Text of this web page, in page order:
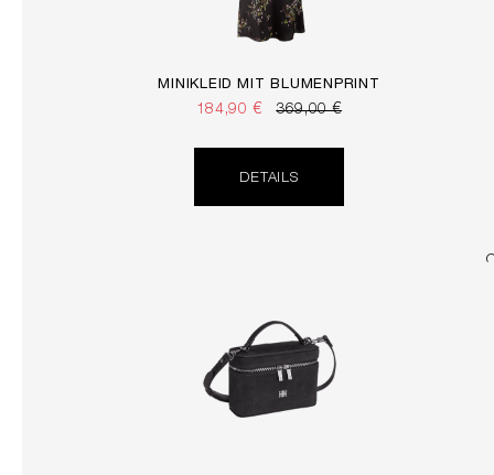
MINIKLEID MIT BLUMENPRINT
184,90 € 369,00 €
DETAILS